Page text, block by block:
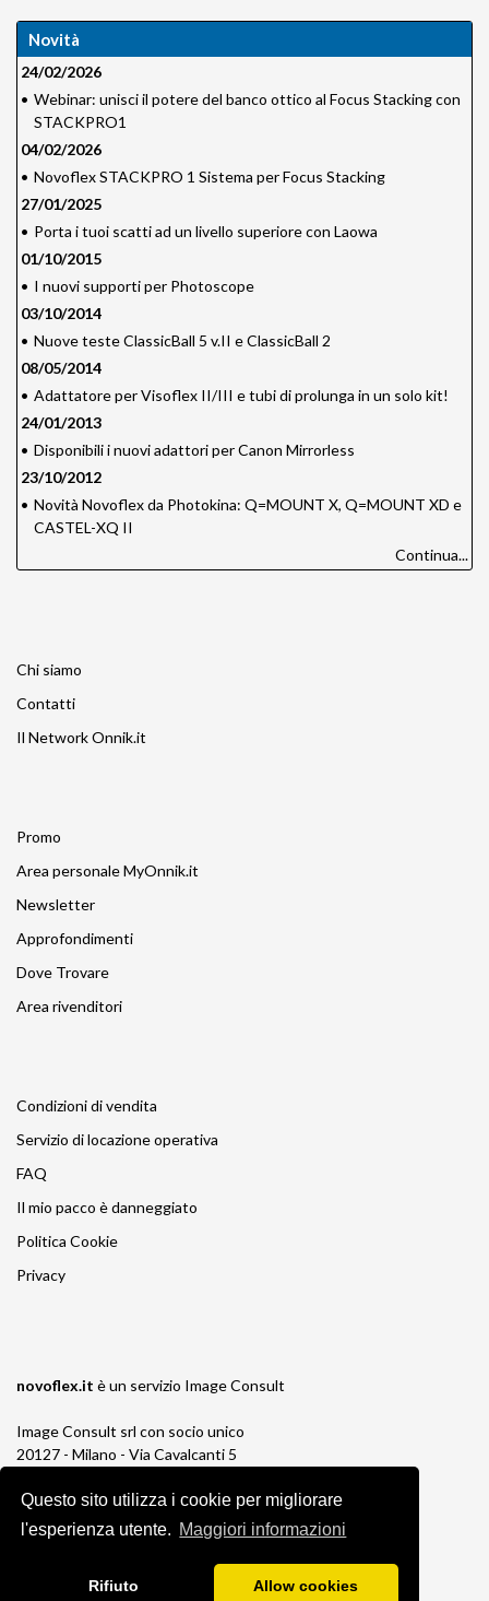
Questo sito utilizza i cookie per migliorare
l'esperienza utente. Maggiori informazioni
Rifiuto Allow cookies
Novità
24/02/2026
• Webinar: unisci il potere del banco ottico al Focus Stacking con
STACKPRO1
04/02/2026
• Novoflex STACKPRO 1 Sistema per Focus Stacking
27/01/2025
• Porta i tuoi scatti ad un livello superiore con Laowa
01/10/2015
• I nuovi supporti per Photoscope
03/10/2014
• Nuove teste ClassicBall 5 v.II e ClassicBall 2
08/05/2014
• Adattatore per Visoflex II/III e tubi di prolunga in un solo kit!
24/01/2013
• Disponibili i nuovi adattori per Canon Mirrorless
23/10/2012
• Novità Novoflex da Photokina: Q=MOUNT X, Q=MOUNT XD e
CASTEL-XQ II
Continua...
Chi siamo
Contatti
Il Network Onnik.it
Promo
Area personale MyOnnik.it
Newsletter
Approfondimenti
Dove Trovare
Area rivenditori
Condizioni di vendita
Servizio di locazione operativa
FAQ
Il mio pacco è danneggiato
Politica Cookie
Privacy
novoflex.it è un servizio Image Consult
Image Consult srl con socio unico
20127 - Milano - Via Cavalcanti 5
P.IVA e C.F. 03383650961
REA 1673647 CCIAA Milano Monza Brianza
Registro Pile IT13030P00003110